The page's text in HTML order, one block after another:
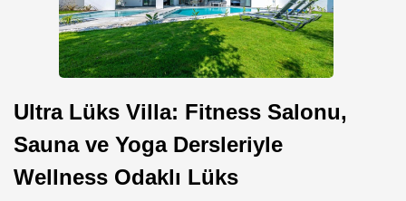
Ultra Lüks Villa: Fitness Salonu,
Sauna ve Yoga Dersleriyle
Wellness Odaklı Lüks